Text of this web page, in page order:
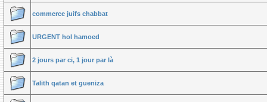
commerce juifs chabbat
URGENT hol hamoed
2 jours par ci, 1 jour par là
Talith qatan et gueniza